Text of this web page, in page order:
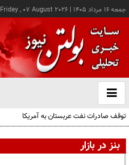
جمعه ۱۶ مرداد ۱۴۰۵ |
Friday , 07 August 2026
باز
و
توقف صادرات نفت عربستان به آمریکا
بنز در بازار